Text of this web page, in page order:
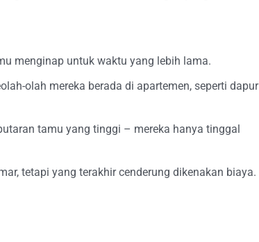
menginap untuk waktu yang lebih lama.
olah mereka berada di apartemen, seperti dapur
tamu yang tinggi – mereka hanya tinggal
tetapi yang terakhir cenderung dikenakan biaya.